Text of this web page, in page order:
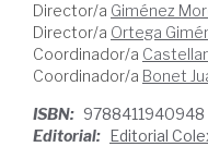
Director/a Giménez
Director/a Ortega
Coordinador/a
Coordinador/a Bonet
ISBN: 9788411940948
Editorial: Editorial